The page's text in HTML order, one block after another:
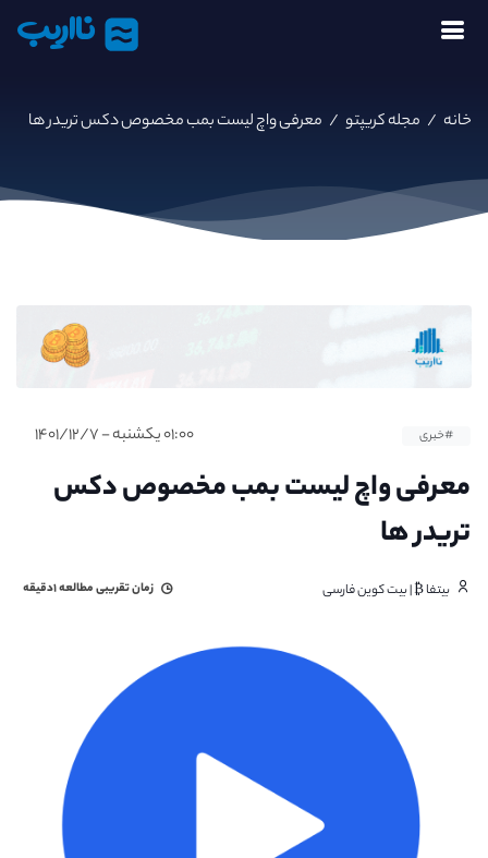
نااریب
خانه / مجله کریپتو / معرفی واچ لیست بمب مخصوص دکس تریدر ها
#خبری ۰۱:۰۰ یکشنبه - ۱۴۰۱/۱۲/۷
معرفی واچ لیست بمب مخصوص دکس
تریدر ها
بیتفا ₿ | بیت کوین فارسی زمان تقریبی مطالعه۱دقیقه